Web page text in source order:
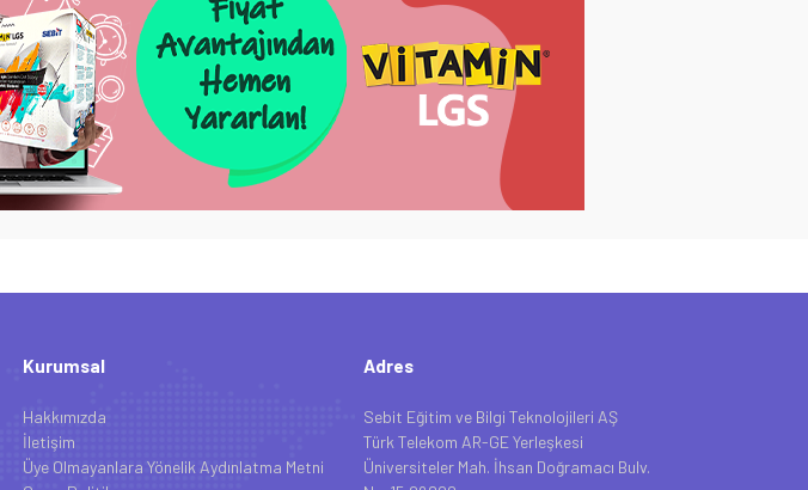
Kurumsal
Hakkımızda
İletişim
Üye Olmayanlara Yönelik Aydınlatma Metni
Adres
Sebit Eğitim ve Bilgi Teknolojileri AŞ
Türk Telekom AR-GE Yerleşkesi
Üniversiteler Mah. İhsan Doğramacı Bulv.